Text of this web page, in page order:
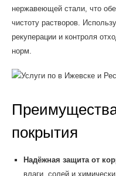
нержавеющей стали, что
чистоту растворов.
рекуперации и контроля
норм.
Преимущества
покрытия
Надёжная защита от
влаги, солей и